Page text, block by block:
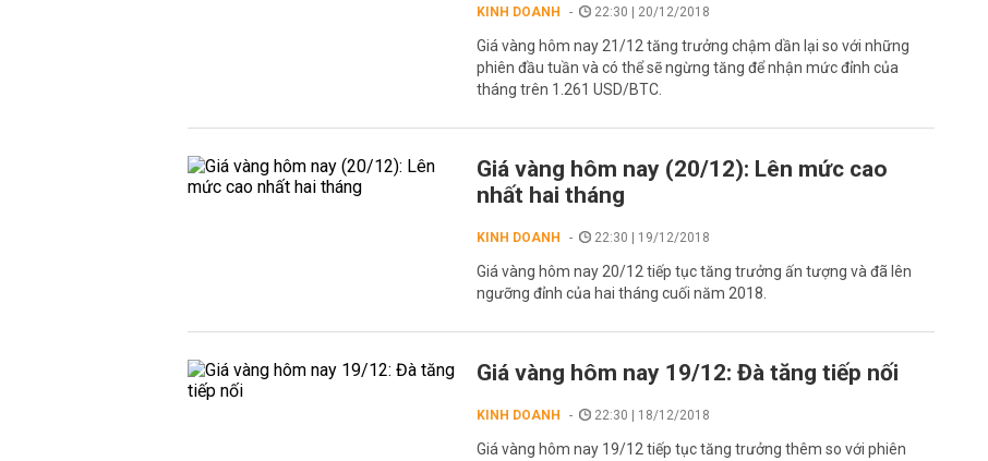
KINH DOANH 22:30 | 20/12/2018
Giá vàng hôm nay 21/12 tăng trưởng chậm dần lại so với những
phiên đầu tuần và có thể sẽ ngừng tăng để nhận mức đỉnh của
tháng trên 1.261 USD/BTC.
Giá vàng hôm nay (20/12): Lên mức cao
nhất hai tháng
KINH DOANH 22:30 | 19/12/2018
Giá vàng hôm nay 20/12 tiếp tục tăng trưởng ấn tượng và đã lên
ngưỡng đỉnh của hai tháng cuối năm 2018.
Giá vàng hôm nay 19/12: Đà tăng tiếp nối
KINH DOANH 22:30 | 18/12/2018
Giá vàng hôm nay 19/12 tiếp tục tăng trưởng thêm so với phiên